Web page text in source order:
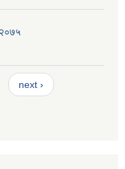
२०७५
next ›